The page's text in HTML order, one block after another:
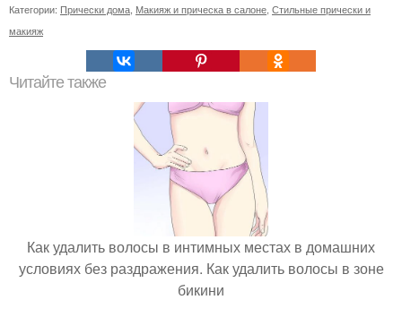
Категории: Прически дома Макияж и прическа в салоне Стильные прически и
макияж
Читайте также
Как удалить волосы в интимных местах в домашних
условиях без раздражения. Как удалить волосы в зоне
бикини